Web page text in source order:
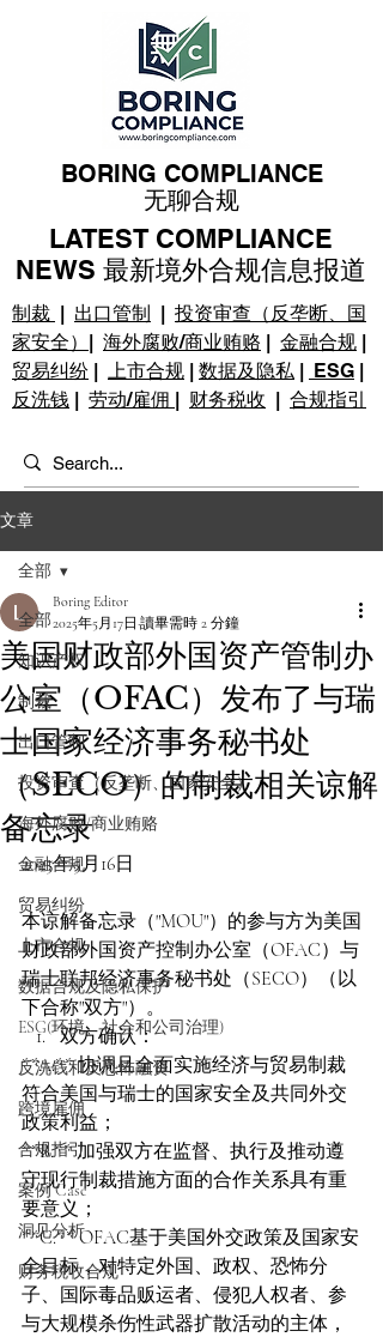
制裁 | 出口管制 | 投资审查（反垄断、国
家安全） | 海外腐败/商业贿赂 | 金融合规 |
贸易纠纷 | 上市合规 | 数据及隐私 | ESG |
反洗钱 | 劳动/雇佣 | 财务税收 | 合规指引
BORING COMPLIANCE
无聊合规
LATEST COMPLIANCE
NEWS 最新境外合规信息报道
文章
全部
知识产权
制裁
出口管制
投资审查（反垄断、国家安全）
海外腐败/商业贿赂
金融合规
贸易纠纷
上市合规
数据合规及隐私保护
ESG(环境、社会和公司治理)
反洗钱和反恐怖融资
跨境雇佣
合规指引
案例 Case
洞见分析
财务税收合规
全部
美国财政部外国资产管制办
公室（OFAC）发布了与瑞
士国家经济事务秘书处
（SECO）的制裁相关谅解
备忘录
Boring Editor
2025年5月17日 讀畢需時 2 分鐘
2025年5月16日
本谅解备忘录（"MOU"）的参与方为美国
财政部外国资产控制办公室（OFAC）与
瑞士联邦经济事务秘书处（SECO）（以
下合称"双方"）。
双方确认：
**A.** 协调且全面实施经济与贸易制裁
符合美国与瑞士的国家安全及共同外交
政策利益；
**B.** 加强双方在监督、执行及推动遵
守现行制裁措施方面的合作关系具有重
要意义；
**C.** OFAC基于美国外交政策及国家安
全目标，对特定外国、政权、恐怖分
子、国际毒品贩运者、侵犯人权者、参
与大规模杀伤性武器扩散活动的主体，